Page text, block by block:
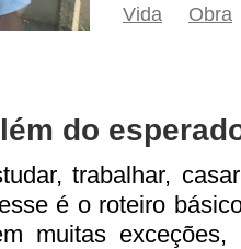
Vida Obra
do
trabalhar,
é o roteiro
muitas